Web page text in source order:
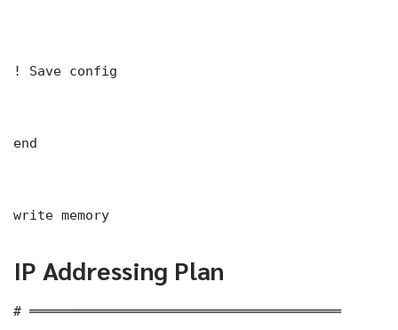
! Save config
end
write memory
IP Addressing Plan
# ═══════════════════════════════════════